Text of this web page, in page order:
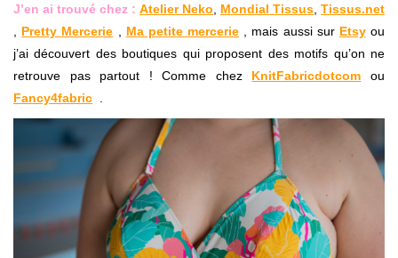
J’en ai trouvé chez : Atelier Neko Mondial Tissus Tissus.net
Pretty Mercerie Ma petite mercerie , mais aussi sur Etsy ou
j’ai découvert des boutiques qui proposent des motifs qu’on ne
retrouve pas partout ! Comme chez KnitFabricdotcom ou
Fancy4fabric